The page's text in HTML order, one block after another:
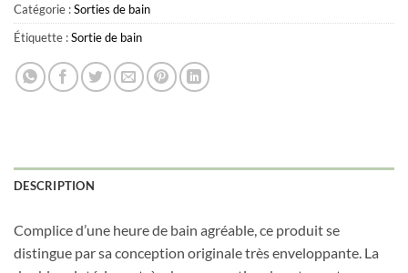
Catégorie :Sorties de bain
Étiquette :Sortie de bain
DESCRIPTION
Complice d’une heure de bain agréable, ce produit se
distingue par sa conception originale très enveloppante. La
Obtenez 10% de rabais
notre infolettre!